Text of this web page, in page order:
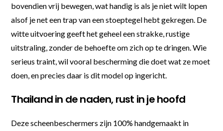
bovendien vrij bewegen, wat handig is als je niet wilt lopen
alsof je net een trap van een stoeptegel hebt gekregen. De
witte uitvoering geeft het geheel een strakke, rustige
uitstraling, zonder de behoefte om zich op te dringen. Wie
serieus traint, wil vooral bescherming die doet wat ze moet
doen, en precies daar is dit model op ingericht.
Thailand in de naden, rust in je hoofd
Deze scheenbeschermers zijn 100% handgemaakt in